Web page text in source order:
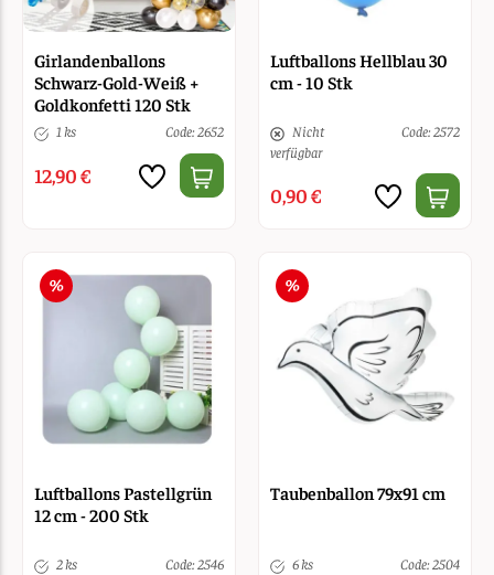
Girlandenballons
Schwarz-Gold-Weiß +
Goldkonfetti 120 Stk
1 ks Code: 2652
12,90 €
Luftballons Hellblau 30
cm - 10 Stk
Nicht
verfügbar
Code: 2572
0,90 €
Luftballons Pastellgrün
12 cm - 200 Stk
2 ks Code: 2546
Taubenballon 79x91 cm
6 ks Code: 2504